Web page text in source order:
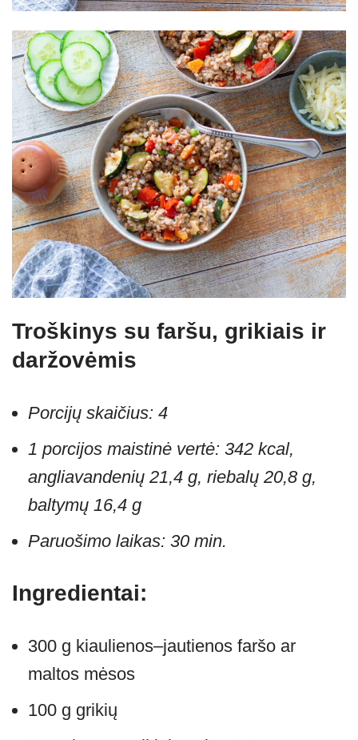
Troškinys su faršu, grikiais ir
daržovėmis
Porcijų skaičius: 4
1 porcijos maistinė vertė: 342 kcal,
angliavandenių 21,4 g, riebalų 20,8 g,
baltymų 16,4 g
Paruošimo laikas: 30 min.
Ingredientai:
300 g kiaulienos–jautienos faršo ar
maltos mėsos
100 g grikių